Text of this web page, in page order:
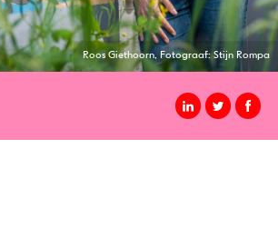
Roos Giethoorn, Fotograaf: Stijn Rompa